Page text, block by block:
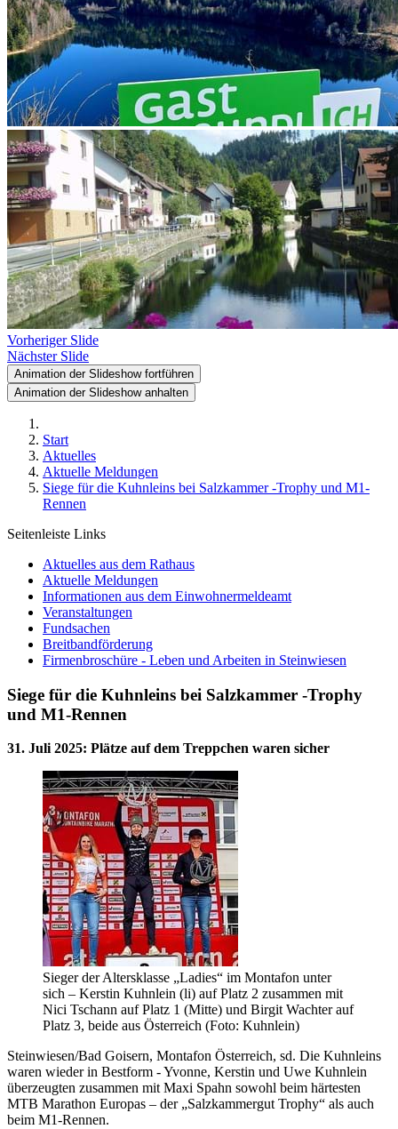
Vorheriger Slide
Nächster Slide
Animation der Slideshow fortführen
Animation der Slideshow anhalten
Start
Aktuelles
Aktuelle Meldungen
Siege für die Kuhnleins bei Salzkammer -Trophy und M1-
Rennen
Seitenleiste Links
Aktuelles aus dem Rathaus
Aktuelle Meldungen
Informationen aus dem Einwohnermeldeamt
Veranstaltungen
Fundsachen
Breitbandförderung
Firmenbroschüre - Leben und Arbeiten in Steinwiesen
Siege für die Kuhnleins bei Salzkammer -Trophy
und M1-Rennen
31. Juli 2025: Plätze auf dem Treppchen waren sicher
Sieger der Altersklasse „Ladies“ im Montafon unter
sich – Kerstin Kuhnlein (li) auf Platz 2 zusammen mit
Nici Tschann auf Platz 1 (Mitte) und Birgit Wachter auf
Platz 3, beide aus Österreich (Foto: Kuhnlein)
Steinwiesen/Bad Goisern, Montafon Österreich, sd. Die Kuhnleins
waren wieder in Bestform - Yvonne, Kerstin und Uwe Kuhnlein
überzeugten zusammen mit Maxi Spahn sowohl beim härtesten
MTB Marathon Europas – der „Salzkammergut Trophy“ als auch
beim M1-Rennen.